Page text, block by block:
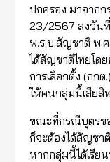
ปกครอง มาจาก
23/2567 ลงวันที่
พ.ร.บ.สัญชาติ พ.
ได้สัญชาติไทยโด
การเลือกตั้ง (กก
ให้คนกลุ่มนี้เสียสิ
ขณะที่กรณีบุตรขอ
ก็จะต้องได้สัญชา
หากกลุ่มนี้ได้เรีย